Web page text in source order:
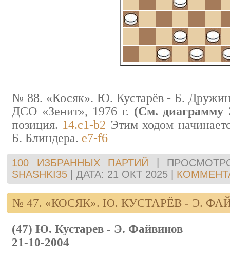
№ 88. «Косяк». Ю. Кустарёв - Б.
ДСО «Зенит», 1976 г. (См. диаграмму
позиция. 14.c1-b2 Этим ходом
Б. Блиндера. e7-f6
100 ИЗБРАННЫХ ПАРТИЙ
SHASHKI35
ДАТА: 21 ОКТ 2025
№ 47. «КОСЯК». Ю. КУСТАРЁВ - Э.
(47) Ю. Кустарев - Э. Файвинов
21-10-2004